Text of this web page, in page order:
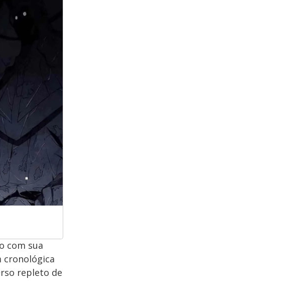
com sua
cronológica
repleto de